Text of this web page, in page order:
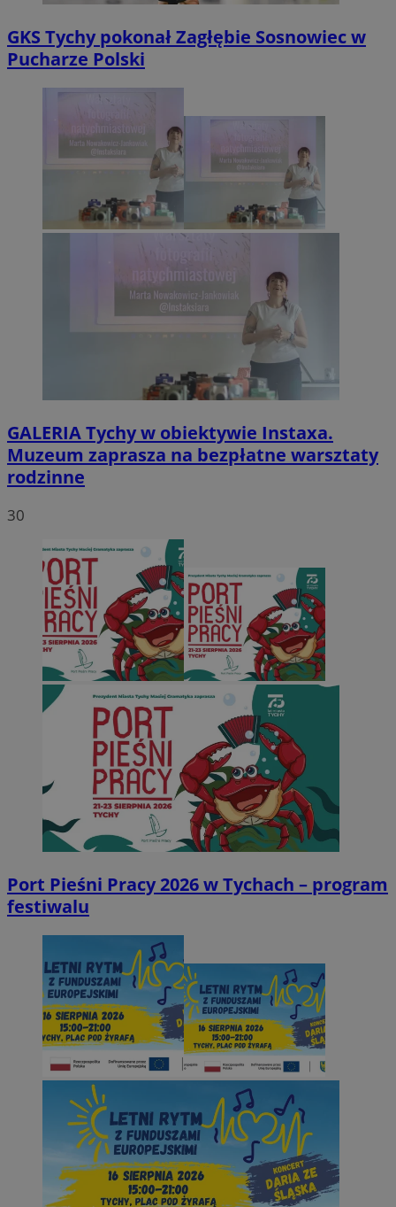
GKS Tychy pokonał Zagłębie Sosnowiec w
Pucharze Polski
GALERIATychy w obiektywie Instaxa.
Muzeum zaprasza na bezpłatne warsztaty
rodzinne
30
Port Pieśni Pracy 2026 w Tychach – program
festiwalu